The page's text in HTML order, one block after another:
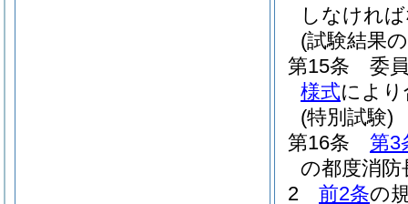
しなけれ
(試験結果
第15条
委
様式によ
(特別試験)
第16条
第3
の都度消
2
前2条の